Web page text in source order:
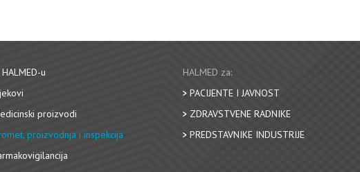
u
proizvodi
proizvodnja i inspekcija
HALMED za:
PACIJENTE I JAVNOST
ZDRAVSTVENE RADNIKE
PREDSTAVNIKE INDUSTRIJE